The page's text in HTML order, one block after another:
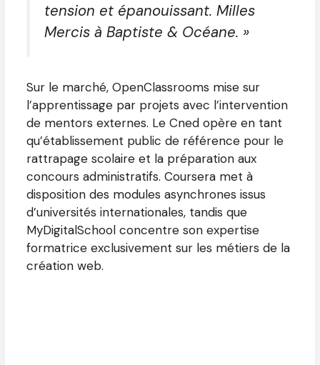
tension et épanouissant. Milles
Mercis à Baptiste & Océane. »
Sur le marché, OpenClassrooms mise sur
l’apprentissage par projets avec l’intervention
de mentors externes. Le Cned opère en tant
qu’établissement public de référence pour le
rattrapage scolaire et la préparation aux
concours administratifs. Coursera met à
disposition des modules asynchrones issus
d’universités internationales, tandis que
MyDigitalSchool concentre son expertise
formatrice exclusivement sur les métiers de la
création web.